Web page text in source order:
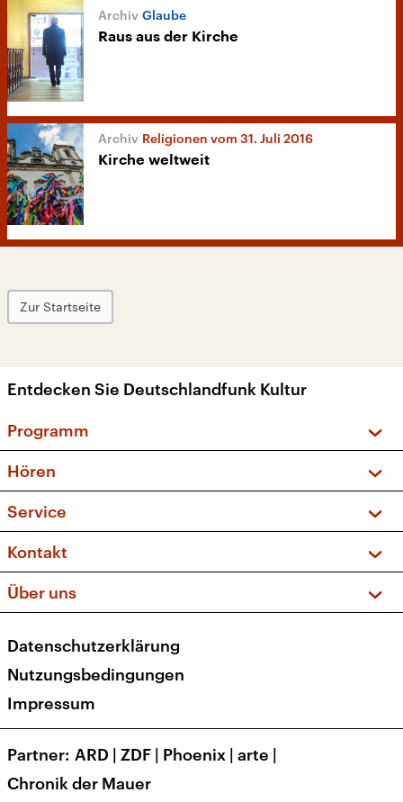
Glaube
Raus aus der Kirche
Religionen vom 31. Juli 2016
Kirche weltweit
Zur Startseite
Entdecken Sie Deutschlandfunk Kultur
Programm
Sendungen und Podcasts
Musikliste
Kakadu – Das Kinderprogramm
Hören
Frequenzen (UKW + DAB+)
Service
FAQ
Apps
Newsletter
Veranstaltungen
Kontakt
Social Media
Über uns
Presse
Karriere
Transparenz
Datenschutzerklärung
Nutzungsbedingungen
Impressum
Partner ARD | ZDF | Phoenix | arte |
Chronik der Mauer